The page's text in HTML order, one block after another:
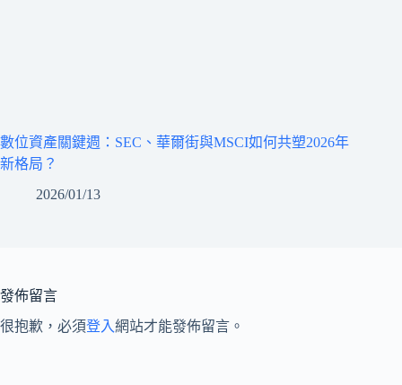
數位資產關鍵週：SEC、華爾街與MSCI如何共塑2026年
新格局？
2026/01/13
發佈留言
很抱歉，必須登入網站才能發佈留言。